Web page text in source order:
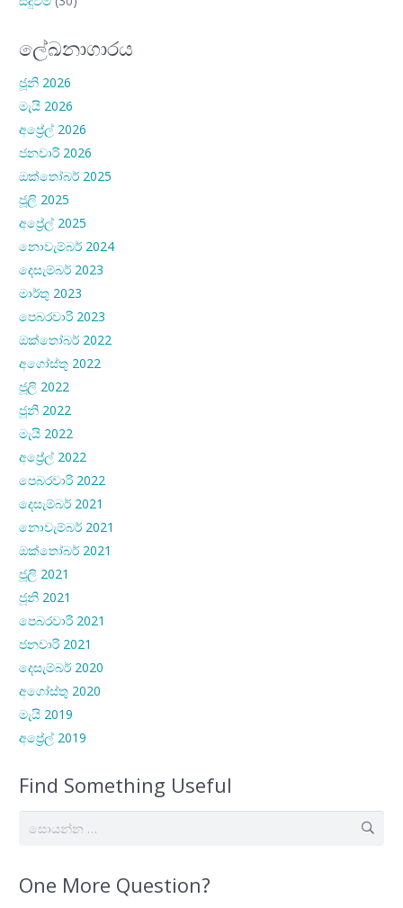
ලේඛනාගාරය
ජූනි 2026
මැයි 2026
අප්‍රේල් 2026
ජනවාරි 2026
ඔක්තෝබර් 2025
ජූලි 2025
අප්‍රේල් 2025
නොවැම්බර් 2024
දෙසැම්බර් 2023
මාර්තු 2023
පෙබරවාරි 2023
ඔක්තෝබර් 2022
අගෝස්තු 2022
ජූලි 2022
ජූනි 2022
මැයි 2022
අප්‍රේල් 2022
පෙබරවාරි 2022
දෙසැම්බර් 2021
නොවැම්බර් 2021
ඔක්තෝබර් 2021
ජූලි 2021
ජූනි 2021
පෙබරවාරි 2021
ජනවාරි 2021
දෙසැම්බර් 2020
අගෝස්තු 2020
මැයි 2019
අප්‍රේල් 2019
Find Something Useful
සොයන්න:
One More Question?